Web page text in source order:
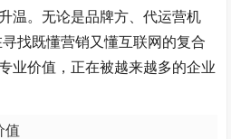
温。无论是品牌方、代运营机
找既懂营销又懂互联网的复合
业价值，正在被越来越多的企业
值